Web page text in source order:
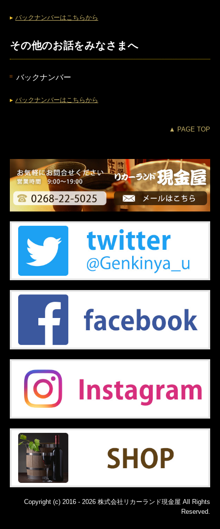
▸ バックナンバーはこちらから
その他のお話をみなさまへ
バックナンバー
▸ バックナンバーはこちらから
▲ PAGE TOP
Copyright (c) 2016 - 2026 株式会社リカーランド現金屋 All Rights
Reserved.